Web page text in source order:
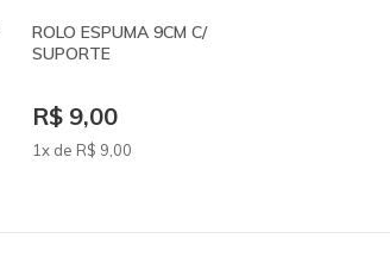
ROLO ESPUMA 9CM C/
SUPORTE
R$ 9,00
1x de R$ 9 ,00